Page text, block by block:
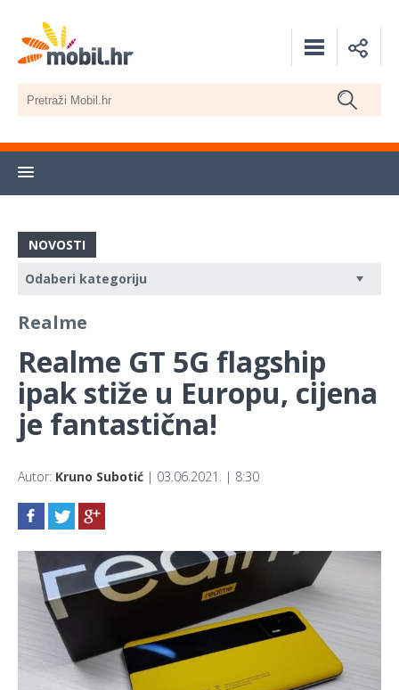
NOVOSTI
Realme
Realme GT 5G flagship
ipak stiže u Europu, cijena
je fantastična!
Autor: Kruno Subotić | 03.06.2021. | 8:30